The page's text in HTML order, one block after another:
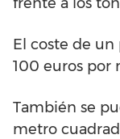
El coste de
100 euros por
También se
metro